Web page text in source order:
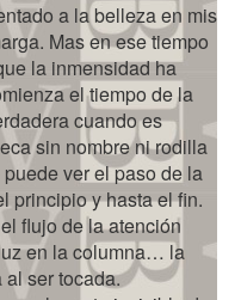
a la belleza en mis
Mas en ese tiempo
la inmensidad ha
el tiempo de la
cuando es
sin nombre ni rodilla
ver el paso de la
principio y hasta el fin.
flujo de la atención
en la columna… la
ser tocada.